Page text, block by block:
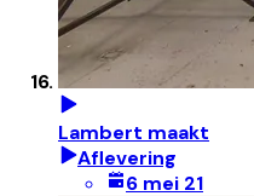
Lambert maakt
Aflevering
6 mei 21